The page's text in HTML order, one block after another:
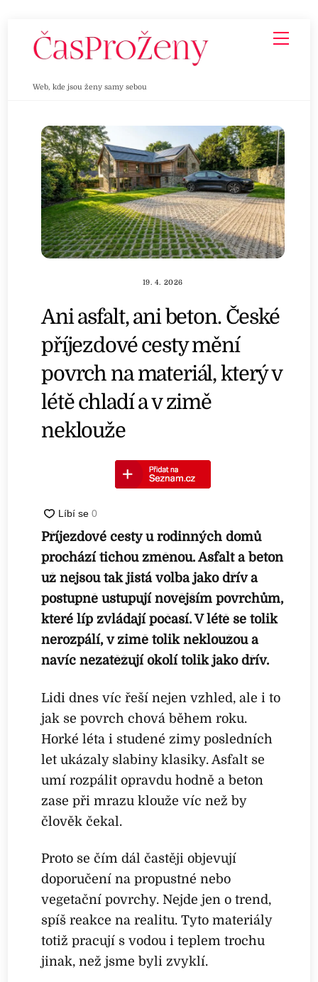
Web, kde jsou ženy samy sebou
19. 4. 2026
Ani asfalt, ani beton. České
příjezdové cesty mění
povrch na materiál, který v
létě chladí a v zimě
neklouže
Příjezdové cesty u rodinných domů
prochází tichou změnou. Asfalt a beton
už nejsou tak jistá volba jako dřív a
postupně ustupují novějším povrchům,
které líp zvládají počasí. V létě se tolik
nerozpálí, v zimě tolik nekloužou a
navíc nezatěžují okolí tolik jako dřív.
Lidi dnes víc řeší nejen vzhled, ale i to
jak se povrch chová během roku.
Horké léta i studené zimy posledních
let ukázaly slabiny klasiky. Asfalt se
umí rozpálit opravdu hodně a beton
zase při mrazu klouže víc než by
člověk čekal.
Proto se čím dál častěji objevují
doporučení na propustné nebo
vegetační povrchy. Nejde jen o trend,
spíš reakce na realitu. Tyto materiály
totiž pracují s vodou i teplem trochu
jinak, než jsme byli zvyklí.